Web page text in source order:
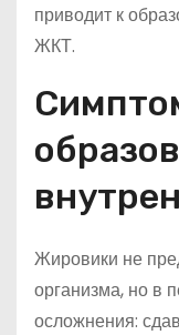
приводит к
ЖКТ.
Жировики не
организма, но в
осложнения: